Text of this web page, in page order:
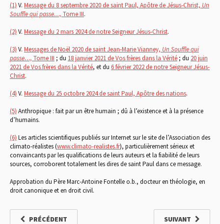
(1) V. Message du 8 septembre 2020 de saint Paul, Apôtre de Jésus-Christ, Un
Souffle qui passe…, Tome III.
(2) V. Message du 2 mars 2024 de notre Seigneur Jésus-Christ.
(3) V. Messages de Noël 2020 de saint Jean-Marie Vianney, Un Souffle qui
passe…, Tome III ; du 18 janvier 2021 de Vos frères dans la Vérité ; du 20 juin
2021 de Vos frères dans la Vérité, et du 6 février 2022 de notre Seigneur Jésus-
Christ.
(4) V. Message du 25 octobre 2024 de saint Paul, Apôtre des nations.
(5) Anthropique : fait par un être humain ; dû à l’existence et à la présence
d’humains.
(6) Les articles scientifiques publiés sur Internet sur le site de l’Association des
climato-réalistes (www.climato-realistes.fr), particulièrement sérieux et
convaincants par les qualifications de leurs auteurs et la fiabilité de leurs
sources, corroborent totalement les dires de saint Paul dans ce message.
Approbation du Père Marc-Antoine Fontelle o.b., docteur en théologie, en
droit canonique et en droit civil.
PRÉCÉDENT SUIVANT